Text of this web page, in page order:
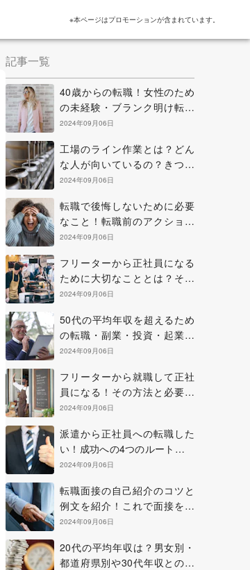
※本ページはプロモーションが含まれています。
記事一覧
40歳からの転職！女性のため
の未経験・ブランク明け転職
のヒントと考え方
2024年09月06日
工場のライン作業とは？どん
な人が向いているの？きつい
点を克服する方法などを解説
2024年09月06日
転職で後悔しないために必要
なこと！転職前のアクション
と正に後悔中の場合の解決策
2024年09月06日
フリーターから正社員になる
ために大切なこととは？その
方法と知っておきたい心構え
2024年09月06日
50代の平均年収を超えるため
の転職・副業・投資・起業の
方法について
2024年09月06日
フリーターから就職して正社
員になる！その方法と必要な
準備やコツについて
2024年09月06日
派遣から正社員への転職した
い！成功への4つのルートを確
認しよう
2024年09月06日
転職面接の自己紹介のコツと
例文を紹介！これで面接を乗
り切ろう！
2024年09月06日
20代の平均年収は？男女別・
都道府県別や30代年収との比